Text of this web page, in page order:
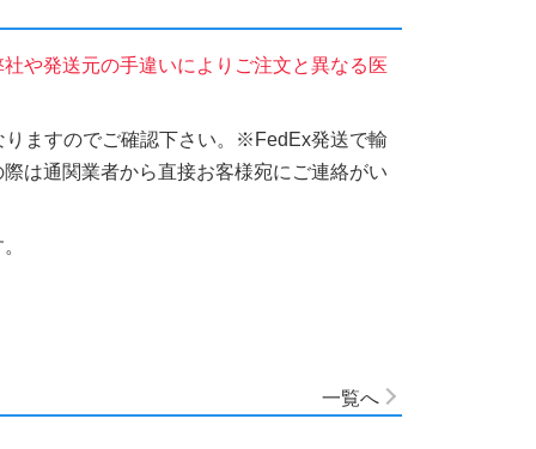
や発送元の手違いによりご注文と異なる医
ますのでご確認下さい。※FedEx発送で輸
は通関業者から直接お客様宛にご連絡がい
一覧へ